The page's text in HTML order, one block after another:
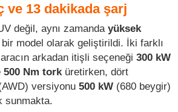
ve 13 dakikada şarj
değil, aynı zamanda yüksek
bir model olarak geliştirildi. İki farklı
arkadan itişli seçeneği 300 kW
500 Nm tork üretirken, dört
versiyonu 500 kW (680 beygir)
sunmakta.